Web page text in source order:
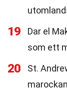
19
Dar el
som ett
20
St.